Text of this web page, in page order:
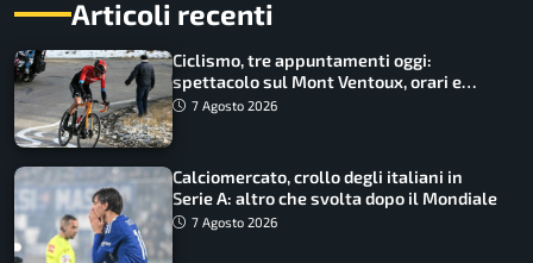
Articoli recenti
Ciclismo, tre appuntamenti oggi:
spettacolo sul Mont Ventoux, orari e
come vederli
7 Agosto 2026
Calciomercato, crollo degli italiani in
Serie A: altro che svolta dopo il Mondiale
7 Agosto 2026